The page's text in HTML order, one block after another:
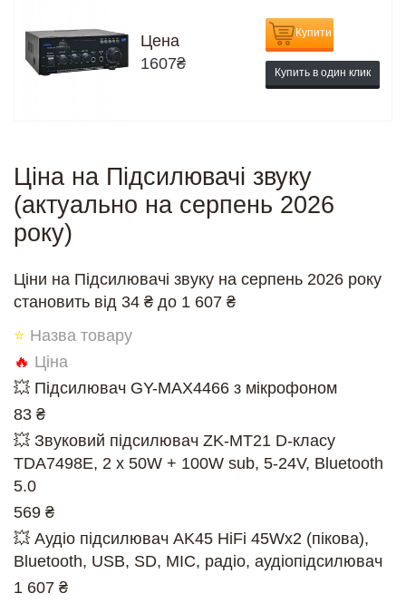
Цена
1607₴
Купити
Купить в один клик
Ціна на Підсилювачі звуку
(актуально на серпень 2026
року)
Ціни на Підсилювачі звуку на серпень 2026 року
становить від 34 ₴ до 1 607 ₴
⭐ Назва товару
🔥 Ціна
💥 Підсилювач GY-MAX4466 з мікрофоном
83 ₴
💥 Звуковий підсилювач ZK-MT21 D-класу
TDA7498E, 2 x 50W + 100W sub, 5-24V, Bluetooth
5.0
569 ₴
💥 Аудіо підсилювач AK45 HiFi 45Wx2 (пікова),
Bluetooth, USB, SD, MIC, радіо, аудіопідсилювач
1 607 ₴